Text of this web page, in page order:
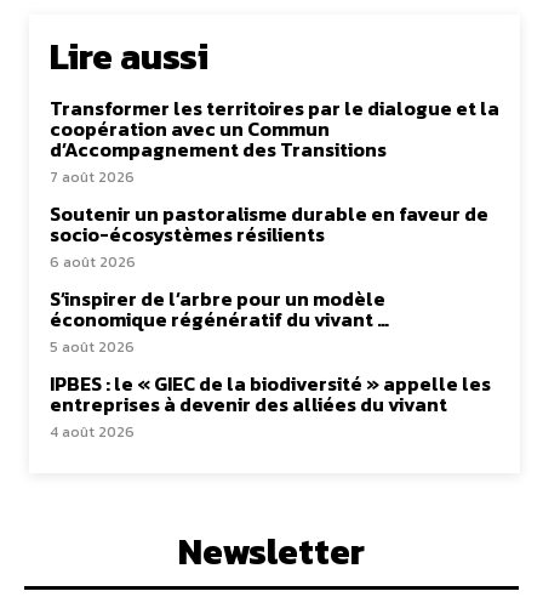
Lire aussi
Transformer les territoires par le dialogue et la
coopération avec un Commun
d’Accompagnement des Transitions
7 août 2026
Soutenir un pastoralisme durable en faveur de
socio-écosystèmes résilients
6 août 2026
S’inspirer de l’arbre pour un modèle
économique régénératif du vivant …
5 août 2026
IPBES : le « GIEC de la biodiversité » appelle les
entreprises à devenir des alliées du vivant
4 août 2026
Newsletter